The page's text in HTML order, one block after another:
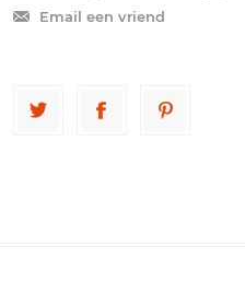
Email een vriend